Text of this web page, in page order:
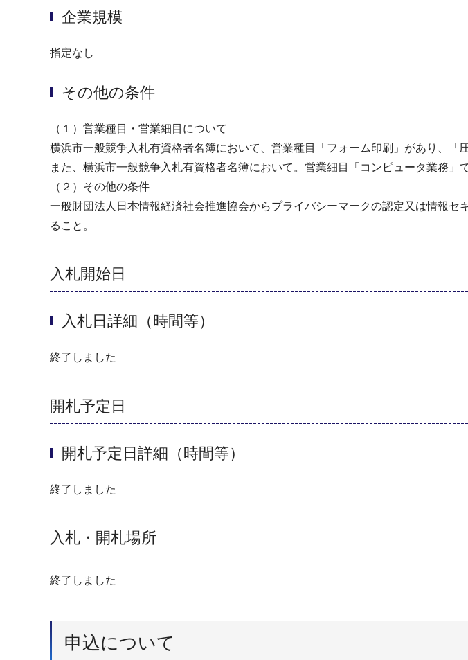
企業規模
指定なし
その他の条件
（１）営業種目・営業細目について
横浜市一般競争入札有資格者名簿において、営業種目「フォーム印刷」があり、「
また、横浜市一般競争入札有資格者名簿において。営業細目「コンピュータ業務」
（２）その他の条件
一般財団法人日本情報経済社会推進協会からプライバシーマークの認定又は情報
ること。
入札開始日
入札日詳細（時間等）
終了しました
開札予定日
開札予定日詳細（時間等）
終了しました
入札・開札場所
終了しました
申込について